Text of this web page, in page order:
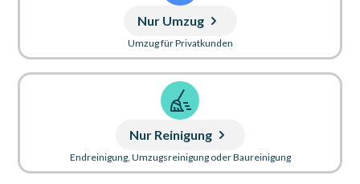
Nur Umzug
Umzug für Privatkunden
Nur Reinigung
Endreinigung, Umzugsreinigung oder Baureinigung